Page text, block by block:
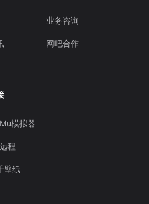
业务咨询
网吧合作
模拟器
程
壁纸